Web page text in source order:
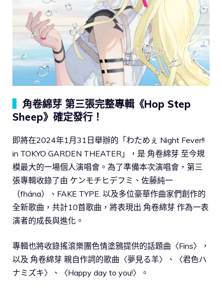
角卷綿芽 第三張完整專輯《Hop Step
Sheep》確定發行！
即將在2024年1月31日舉辦的「わためぇ Night Fever!!
in TOKYO GARDEN THEATER」，是 角卷綿芽 至今規
模最大的一場個人演唱會。為了準備本次演唱會，第三
張專輯收錄了由 ケンモチヒデフミ、佐藤純一
（fhána）、FAKE TYPE. 以及多位豪華作曲家們創作的
全新歌曲，共計10首歌曲，將表現出 角卷綿芽 作為一表
演者的成長與進化。
專輯也將收錄搖滾樂團色情塗鴉提供的話題曲〈Fins〉，
以及 角卷綿芽 親自作詞的歌曲〈夢見る羊〉、〈君色ハ
ナミズキ〉、〈Happy day to you!〉。